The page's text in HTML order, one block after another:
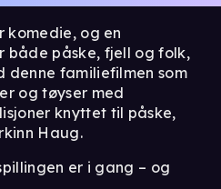
komedie, og en
både påske, fjell og folk,
denne familiefilmen som
og tøyser med
knyttet til påske,
Haug.
er i gang – og